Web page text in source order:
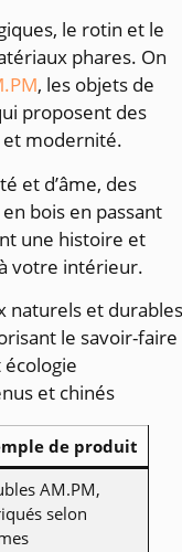
le rotin et le
phares. On
, les objets de
proposent des
modernité.
et d’âme, des
bois en passant
une histoire et
votre intérieur.
naturels et durables
le savoir-faire
et chinés
de produit
AM.PM,
selon